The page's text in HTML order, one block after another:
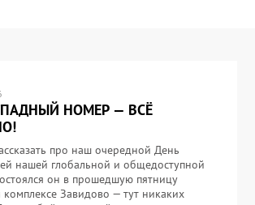
НОМЕР — ВСЁ
про наш очередной День
нашей глобальной и общедоступной
он в прошедшую пятницу
Завидово — тут никаких